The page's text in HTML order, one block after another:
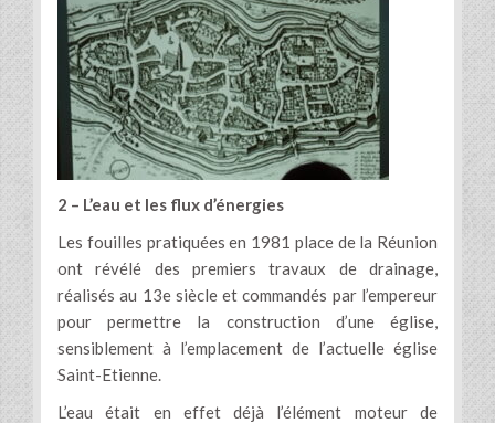
2 – L’eau et les flux d’énergies
Les fouilles pratiquées en 1981 place de la Réunion
ont révélé des premiers travaux de drainage,
réalisés au 13e siècle et commandés par l’empereur
pour permettre la construction d’une église,
sensiblement à l’emplacement de l’actuelle église
Saint-Etienne.
L’eau était en effet déjà l’élément moteur de